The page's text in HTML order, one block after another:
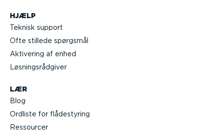
HJÆLP
Teknisk support
Ofte stillede spørgsmål
Aktivering af enhed
Løsnings­rå­d­giver
LÆR
Blog
Ordliste for flådestyring
Ressourcer